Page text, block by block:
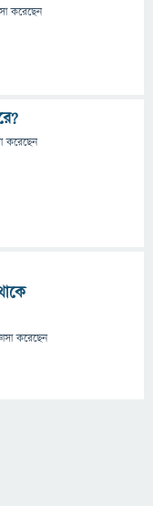
করেছেন
করেছেন
করেছেন